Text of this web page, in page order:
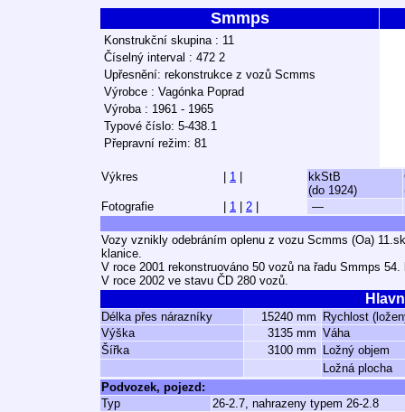
Smmps
Konstrukční skupina : 11
Číselný interval : 472 2
Upřesnění: rekonstrukce z vozů Scmms
Výrobce : Vagónka Poprad
Výroba : 1961 - 1965
Typové číslo: 5-438.1
Přepravní režim: 81
Výkres 1
kkStB
(do 1924)
Fotografie
1 2 —
Vozy vznikly odebráním oplenu z vozu Scmms (Oa)
klanice.
V roce 2001 rekonstruováno 50 vozů na řadu Smmps 54.
V roce 2002 ve stavu ČD 280 vozů.
Délka přes nárazníky 15240 mm
Rychlost
Výška
3135 mm Váha
Šířka
3100 mm
Ložný objem
Ložná plocha
Podvozek, pojezd:
Typ
26-2.7, nahrazeny typem 26-2.8